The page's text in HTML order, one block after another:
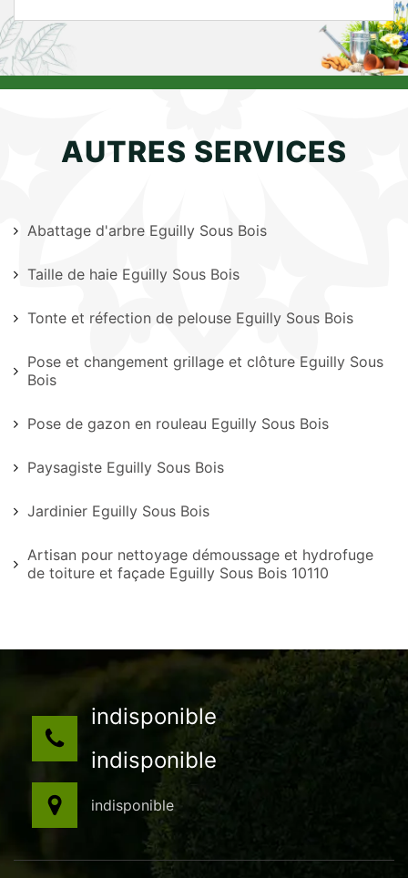
AUTRES SERVICES
Abattage d'arbre Eguilly Sous Bois
Taille de haie Eguilly Sous Bois
Tonte et réfection de pelouse Eguilly Sous Bois
Pose et changement grillage et clôture Eguilly Sous
Bois
Pose de gazon en rouleau Eguilly Sous Bois
Paysagiste Eguilly Sous Bois
Jardinier Eguilly Sous Bois
Artisan pour nettoyage démoussage et hydrofuge
de toiture et façade Eguilly Sous Bois 10110
indisponible
indisponible
indisponible